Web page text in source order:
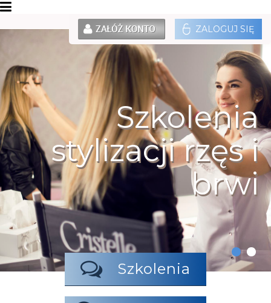
ZALOGUJ SIĘ
Szkolenia
stylizacji rzęs i
brwi
Szkolenia